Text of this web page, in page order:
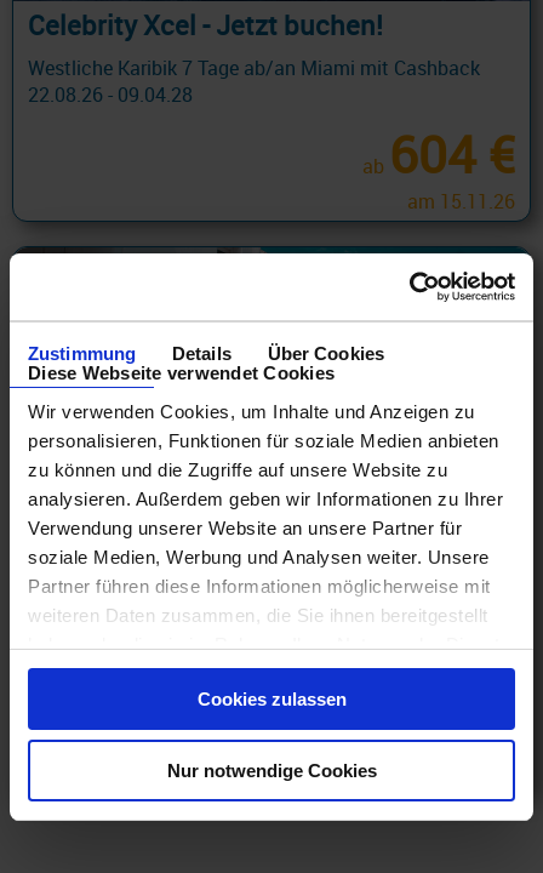
Zustimmung Details
Über Cookies
Diese Webseite verwendet Cookies
Wir verwenden Cookies, um Inhalte und Anzeigen zu
personalisieren, Funktionen für soziale Medien anbieten
zu können und die Zugriffe auf unsere Website zu
analysieren. Außerdem geben wir Informationen zu Ihrer
Verwendung unserer Website an unsere Partner für
soziale Medien, Werbung und Analysen weiter. Unsere
Partner führen diese Informationen möglicherweise mit
weiteren Daten zusammen, die Sie ihnen bereitgestellt
haben oder die sie im Rahmen Ihrer Nutzung der Dienste
gesammelt haben.
Cookies zulassen
Nur notwendige Cookies
Celebrity Xcel - Jetzt buchen!
Westliche Karibik 7 Tage ab/an Miami mit Cashback
22.08.26 - 09.04.28
ab 604 €
am 15.11.26
Celebrity Cruises ab Piräus(Athen)
Östliches Mittelmeer 9 Tage ab/an Piräus, Athen mit
Cashback
30.08.26 - 21.04.28
ab889 €